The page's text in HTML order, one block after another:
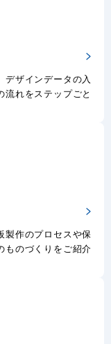
デザインデータの入
れをステップごと
製作のプロセスや保
ものづくりをご紹介